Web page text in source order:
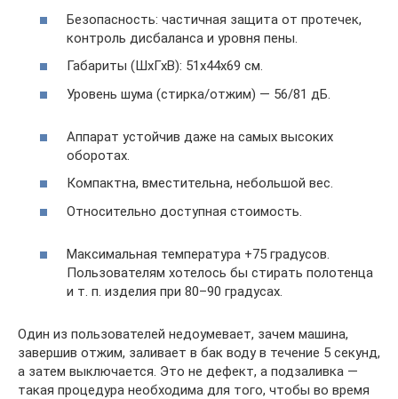
Безопасность: частичная защита от протечек,
контроль дисбаланса и уровня пены.
Габариты (ШхГхВ): 51x44x69 см.
Уровень шума (стирка/отжим) — 56/81 дБ.
Аппарат устойчив даже на самых высоких
оборотах.
Компактна, вместительна, небольшой вес.
Относительно доступная стоимость.
Максимальная температура +75 градусов.
Пользователям хотелось бы стирать полотенца
и т. п. изделия при 80–90 градусах.
Один из пользователей недоумевает, зачем машина,
завершив отжим, заливает в бак воду в течение 5 секунд,
а затем выключается. Это не дефект, а подзаливка —
такая процедура необходима для того, чтобы во время